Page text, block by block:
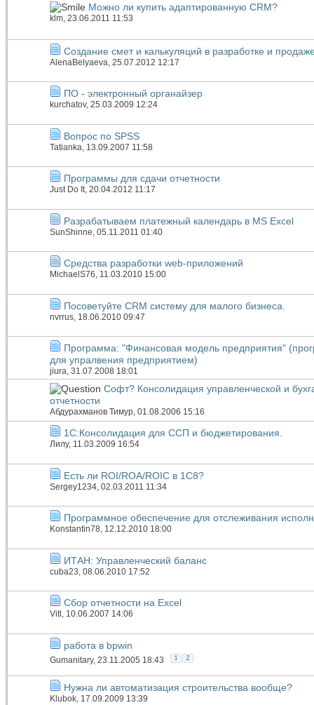
Можно ли купить адаптированную CRM?
klm , 23.06.2011 11:53
Создание смет и калькуляций в разработке и
AlenaBelyaeva, 25.07.2012 12:17
ПО - электронный органайзер
kurchatov, 25.03.2009 12:24
Вопрос по SPSS
Tatianka, 13.09.2007 11:58
Программы для сдачи отчетности
Just Do It, 20.04.2012 11:17
Разрабатываем платежный календарь в MS Excel
SunShinne, 05.11.2011 01:40
Средства разработки web-приложений
MichaelS76, 11.03.2010 15:00
Посоветуйте CRM систему для малого бизнеса.
nvrrus, 18.06.2010 09:47
Программа: "Финансовая модель предприятия"
для упралвения предприятием)
jiura, 31.07.2008 18:01
Софт? Консолидация управленческой и
отчетности
Абдурахманов Тимур , 01.08.2006 15:16
1С:Консолидация для ССП и бюджетирования.
Лилу, 11.03.2009 16:54
Есть ли ROI/ROA/ROIC в 1С8?
Sergey1234 , 02.03.2011 11:34
Программное обеспечение для отслеживания
Konstantin78, 12.12.2010 18:00
ИТАН: Управленческий баланс
cuba23 , 08.06.2010 17:52
Сбор отчетности на Excel
Vitl , 10.06.2007 14:06
работа в bpwin
Gumanitary, 23.11.2005 18:43 1 2
Нужна ли автоматизация строительства вообще?
Klubok, 17.09.2009 13:39